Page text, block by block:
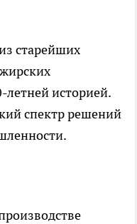
старейших
летней историей.
спектр решений